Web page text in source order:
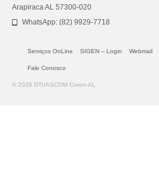
Arapiraca AL 57300-020
WhatsApp: (82) 9929-7718
Serviços OnLine SIGEN – Login Webmail
Fale Conosco
© 2026 DTI/ASCOM Coren-AL